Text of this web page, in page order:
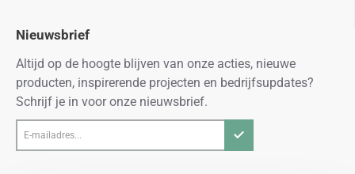
Nieuwsbrief
Altijd op de hoogte blijven van onze acties, nieuwe
producten, inspirerende projecten en bedrijfsupdates?
Schrijf je in voor onze nieuwsbrief.
mailadres...